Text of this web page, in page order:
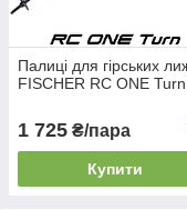
Палиці для гірських
FISCHER RC ONE Turn
1 725 ₴/пара
Купити